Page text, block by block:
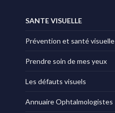
SANTE VISUELLE
Prévention et santé visuelle
Prendre soin de mes yeux
Les défauts visuels
Annuaire Ophtalmologistes